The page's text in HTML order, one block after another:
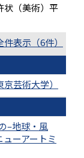
状（美術）平
件表示（6件）
芸術大学）
–地球・風
ーアートミ